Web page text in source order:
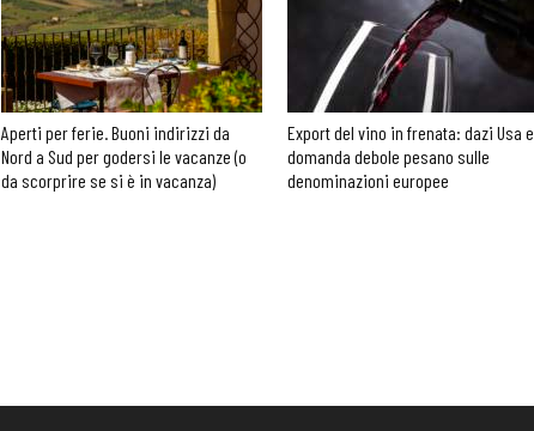
Aperti per ferie. Buoni indirizzi da
Nord a Sud per godersi le vacanze (o
da scorprire se si è in vacanza)
Export del vino in frenata: dazi Usa e
domanda debole pesano sulle
denominazioni europee